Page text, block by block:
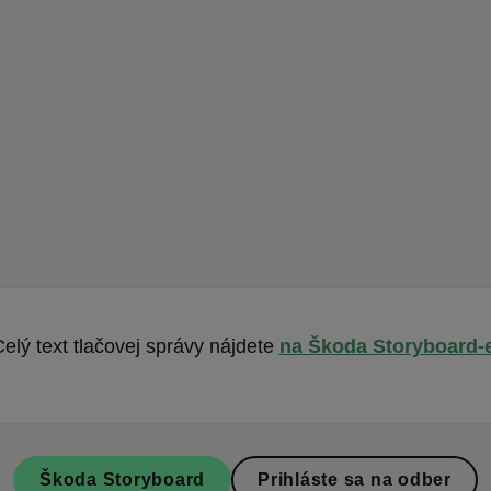
text tlačovej správy nájdete na Škoda Storyboard-
Škoda Storyboard Prihláste sa na odber